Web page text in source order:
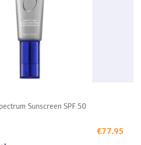
Sunscreen SPF 50
€77.95